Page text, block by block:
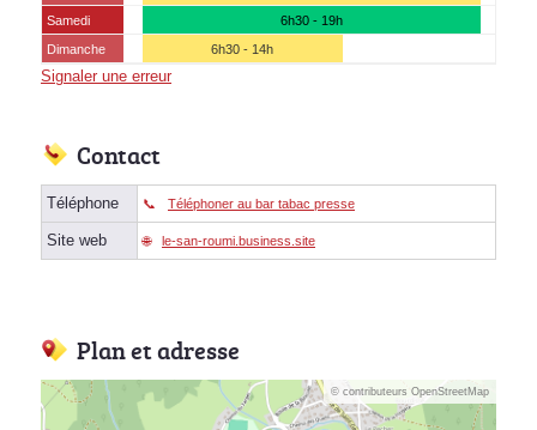
Samedi
6h30 - 19h
Dimanche
6h30 - 14h
Signaler une erreur
Contact
Téléphone Téléphoner au bar tabac presse
Site web le-san-roumi.business.site
Plan et adresse
© contributeurs OpenStreetMap